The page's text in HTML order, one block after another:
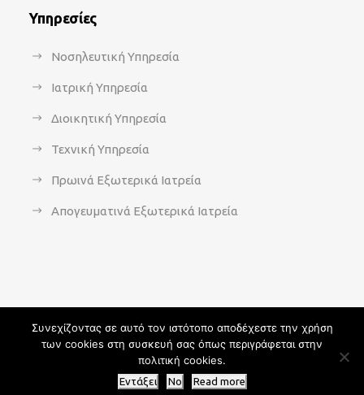
Υπηρεσίες
Νοσηλευτική Υπηρεσία
Ιατρική Υπηρεσία
Διοικητική Υπηρεσία
Τεχνική Υπηρεσία
Πρωινά Εξωτερικά Ιατρεία
Απογευματινά Εξωτερικά Ιατρεία
Copyright 2021 - agsavvas-hosp.gr - All Rights Reserved | An
Web-Creation powered by
Συνεχίζοντας σε αυτό τον ιστότοπο αποδέχεστε την χρήση
των cookies στη συσκευή σας όπως περιγράφεται στην
πολιτική cookies.
Εντάξει No Read more